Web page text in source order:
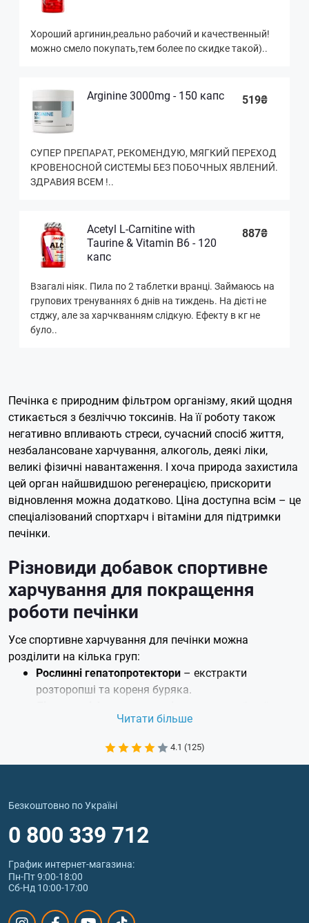
Хороший аргинин,реально рабочий и качественный!
можно смело покупать,тем более по скидке такой)..
Arginine 3000mg - 150 капс 519₴
СУПЕР ПРЕПАРАТ, РЕКОМЕНДУЮ, МЯГКИЙ ПЕРЕХОД
КРОВЕНОСНОЙ СИСТЕМЫ БЕЗ ПОБОЧНЫХ ЯВЛЕНИЙ.
ЗДРАВИЯ ВСЕМ !..
Acetyl L-Carnitine with
Taurine & Vitamin B6 - 120
капс
887₴
Взагалі ніяк. Пила по 2 таблетки вранці. Займаюсь на
групових тренуваннях 6 днів на тиждень. На дієті не
стджу, але за харчкванням слідкую. Ефекту в кг не
було..
Печінка є природним фільтром організму, який щодня
стикається з безліччю токсинів. На її роботу також
негативно впливають стреси, сучасний спосіб життя,
незбалансоване харчування, алкоголь, деякі ліки,
великі фізичні навантаження. І хоча природа захистила
цей орган найшвидшою регенерацією, прискорити
відновлення можна додатково. Ціна доступна всім – це
спеціалізований спортхарч і вітаміни для підтримки
печінки.
Різновиди добавок спортивне
харчування для покращення
роботи печінки
Усе спортивне харчування для печінки можна
розділити на кілька груп:
Рослинні гепатопротектори – екстракти
розторопші та кореня буряка.
метіонін, аргінін.
багатостороннього впливу на стан та роботу
Незалежно від обраного типу, кожна добавка
функціональної активності та покращення загального
стану організму.
Читати більше
4.1 (125)
Безкоштовно по Україні
0 800 339 712
График интернет‑магазина:
Пн-Пт 9:00-18:00
Сб-Нд 10:00-17:00